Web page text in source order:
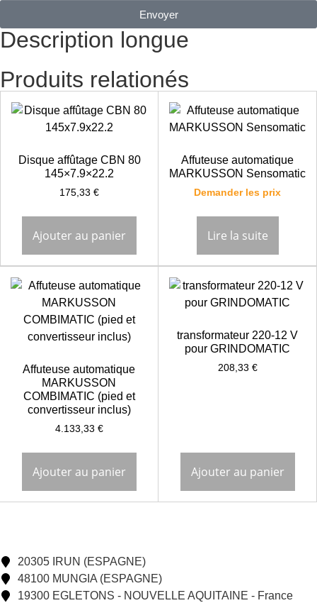
Envoyer
Description longue
Produits relationés
Disque affûtage CBN 80
145×7.9×22.2
175,33 €
Ajouter au panier
Affuteuse automatique
MARKUSSON Sensomatic
Demander les prix
Lire la suite
Affuteuse automatique
MARKUSSON
COMBIMATIC (pied et
convertisseur inclus)
4.133,33 €
Ajouter au panier
transformateur 220-12 V
pour GRINDOMATIC
208,33 €
Ajouter au panier
20305 IRUN (ESPAGNE)
48100 MUNGIA (ESPAGNE)
19300 EGLETONS - NOUVELLE AQUITAINE - France